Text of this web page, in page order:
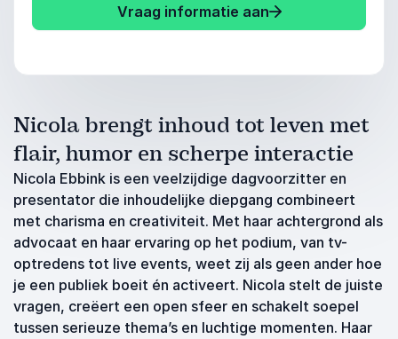
Vraag informatie aan
Nicola brengt inhoud tot leven met
flair, humor en scherpe interactie
Nicola Ebbink is een veelzijdige dagvoorzitter en
presentator die inhoudelijke diepgang combineert
met charisma en creativiteit. Met haar achtergrond als
advocaat en haar ervaring op het podium, van tv-
optredens tot live events, weet zij als geen ander hoe
je een publiek boeit én activeert. Nicola stelt de juiste
vragen, creëert een open sfeer en schakelt soepel
tussen serieuze thema’s en luchtige momenten. Haar